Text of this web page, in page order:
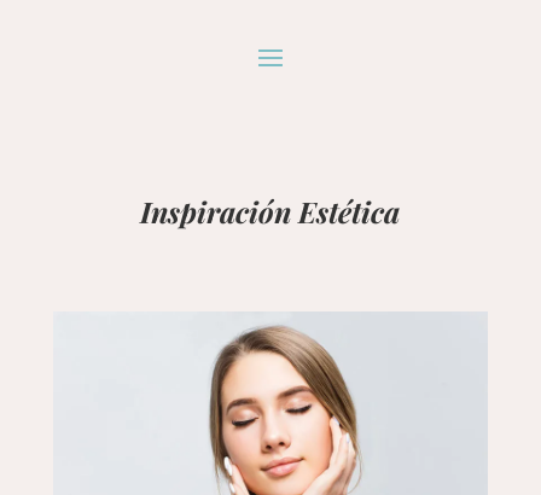
Inspiración Estética